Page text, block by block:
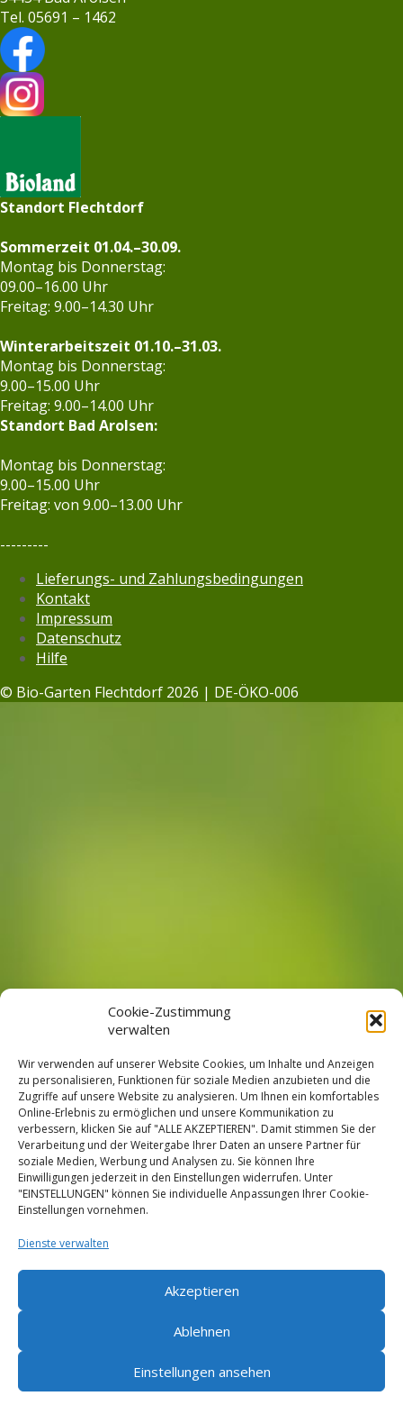
Cookie-Zustimmung
verwalten
Wir verwenden auf unserer Website Cookies, um Inhalte und Anzeigen
zu personalisieren, Funktionen für soziale Medien anzubieten und die
Zugriffe auf unsere Website zu analysieren. Um Ihnen ein komfortables
Online-Erlebnis zu ermöglichen und unsere Kommunikation zu
verbessern, klicken Sie auf "ALLE AKZEPTIEREN". Damit stimmen Sie der
Verarbeitung und der Weitergabe Ihrer Daten an unsere Partner für
soziale Medien, Werbung und Analysen zu. Sie können Ihre
Einwilligungen jederzeit in den Einstellungen widerrufen. Unter
"EINSTELLUNGEN" können Sie individuelle Anpassungen Ihrer Cookie-
Einstellungen vornehmen.
Dienste verwalten
Akzeptieren
Ablehnen
Einstellungen ansehen
Tel. 05691 – 1462
Standort Flechtdorf
Sommerzeit 01.04.–30.09.
Montag bis Donnerstag:
09.00–16.00 Uhr
Freitag: 9.00–14.30 Uhr
Winterarbeitszeit 01.10.–31.03.
Montag bis Donnerstag:
9.00–15.00 Uhr
Freitag: 9.00–14.00 Uhr
Standort Bad Arolsen:
Montag bis Donnerstag:
9.00–15.00 Uhr
Freitag: von 9.00–13.00 Uhr
---------
Lieferungs- und Zahlungsbedingungen
Kontakt
Impressum
Datenschutz­
Hilfe
© Bio-Garten Flechtdorf 2026 | DE-ÖKO-006